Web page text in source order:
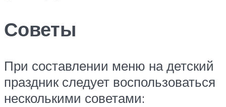
Советы
При составлении меню на детский
праздник следует воспользоваться
несколькими советами: